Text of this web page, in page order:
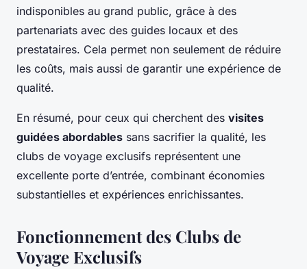
indisponibles au grand public, grâce à des
partenariats avec des guides locaux et des
prestataires. Cela permet non seulement de réduire
les coûts, mais aussi de garantir une expérience de
qualité.
En résumé, pour ceux qui cherchent des visites
guidées abordables sans sacrifier la qualité, les
clubs de voyage exclusifs représentent une
excellente porte d’entrée, combinant économies
substantielles et expériences enrichissantes.
Fonctionnement des Clubs de
Voyage Exclusifs